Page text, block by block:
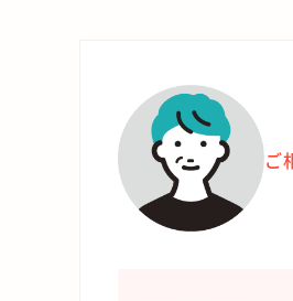
ご